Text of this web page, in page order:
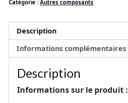
Silent-
blocs
Catégorie :Autres composants
Description
Informations complémentaires
Description
Informations sur le produit :